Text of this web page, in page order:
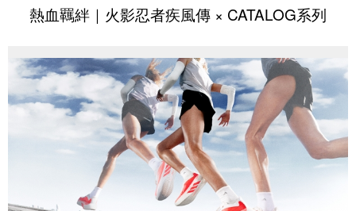
熱血羈絆｜火影忍者疾風傳 × CATALOG系列